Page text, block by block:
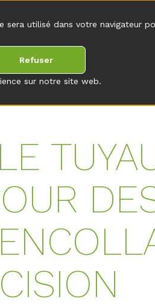
sur notre site web.
utilisé dans votre navigateur
Refuser